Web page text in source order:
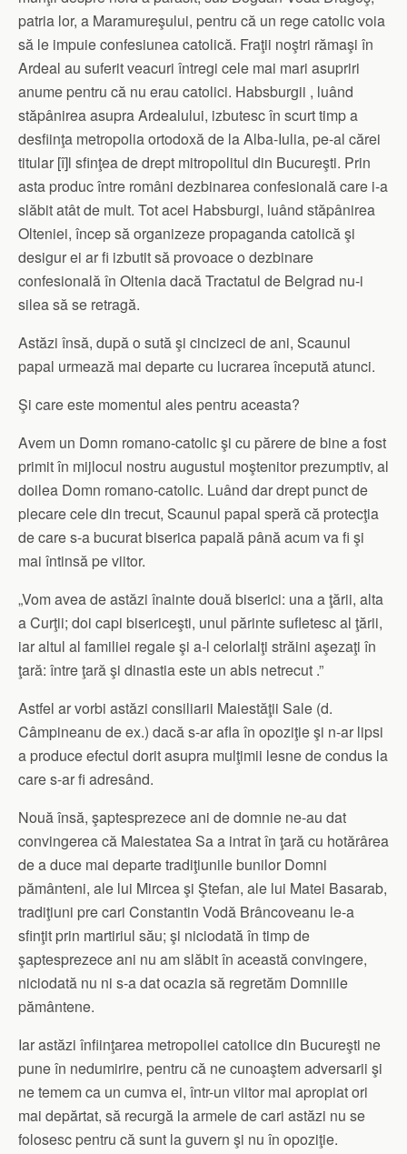
patria lor, a Maramureşului, pentru că un rege catolic voia
să le impuie confesiunea catolică. Fraţii noştri rămaşi în
Ardeal au suferit veacuri întregi cele mai mari asupriri
anume pentru că nu erau catolici. Habsburgii , luând
stăpânirea asupra Ardealului, izbutesc în scurt timp a
desfiinţa metropolia ortodoxă de la Alba-Iulia, pe-al cărei
titular [î]l sfinţea de drept mitropolitul din Bucureşti. Prin
asta produc între români dezbinarea confesională care i-a
slăbit atât de mult. Tot acei Habsburgi, luând stăpânirea
Olteniei, încep să organizeze propaganda catolică şi
desigur ei ar fi izbutit să provoace o dezbinare
confesională în Oltenia dacă Tractatul de Belgrad nu-i
silea să se retragă.
Astăzi însă, după o sută şi cincizeci de ani, Scaunul
papal urmează mai departe cu lucrarea începută atunci.
Şi care este momentul ales pentru aceasta?
Avem un Domn romano-catolic şi cu părere de bine a fost
primit în mijlocul nostru augustul moştenitor prezumptiv, al
doilea Domn romano-catolic. Luând dar drept punct de
plecare cele din trecut, Scaunul papal speră că protecţia
de care s-a bucurat biserica papală până acum va fi şi
mai întinsă pe viitor.
„Vom avea de astăzi înainte două biserici: una a ţării, alta
a Curţii; doi capi bisericeşti, unul părinte sufletesc al ţării,
iar altul al familiei regale şi a-l celorlalţi străini aşezaţi în
ţară: între ţară şi dinastia este un abis netrecut .”
Astfel ar vorbi astăzi consiliarii Maiestăţii Sale (d.
Câmpineanu de ex.) dacă s-ar afla în opoziţie şi n-ar lipsi
a produce efectul dorit asupra mulţimii lesne de condus la
care s-ar fi adresând.
Nouă însă, şaptesprezece ani de domnie ne-au dat
convingerea că Maiestatea Sa a intrat în ţară cu hotărârea
de a duce mai departe tradiţiunile bunilor Domni
pământeni, ale lui Mircea şi Ştefan, ale lui Matei Basarab,
tradiţiuni pre cari Constantin Vodă Brâncoveanu le-a
sfinţit prin martiriul său; şi niciodată în timp de
şaptesprezece ani nu am slăbit în această convingere,
niciodată nu ni s-a dat ocazia să regretăm Domniile
pământene.
Iar astăzi înfiinţarea metropoliei catolice din Bucureşti ne
pune în nedumirire, pentru că ne cunoaştem adversarii şi
ne temem ca un cumva ei, într-un viitor mai apropiat ori
mai depărtat, să recurgă la armele de cari astăzi nu se
folosesc pentru că sunt la guvern şi nu în opoziţie.